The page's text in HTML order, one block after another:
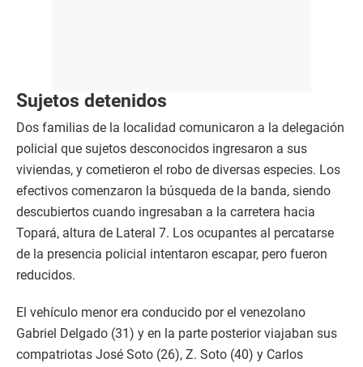
Sujetos detenidos
Dos familias de la localidad comunicaron a la delegación
policial que sujetos desconocidos ingresaron a sus
viviendas, y cometieron el robo de diversas especies. Los
efectivos comenzaron la búsqueda de la banda, siendo
descubiertos cuando ingresaban a la carretera hacia
Topará, altura de Lateral 7. Los ocupantes al percatarse
de la presencia policial intentaron escapar, pero fueron
reducidos.
El vehículo menor era conducido por el venezolano
Gabriel Delgado (31) y en la parte posterior viajaban sus
compatriotas José Soto (26), Z. Soto (40) y Carlos